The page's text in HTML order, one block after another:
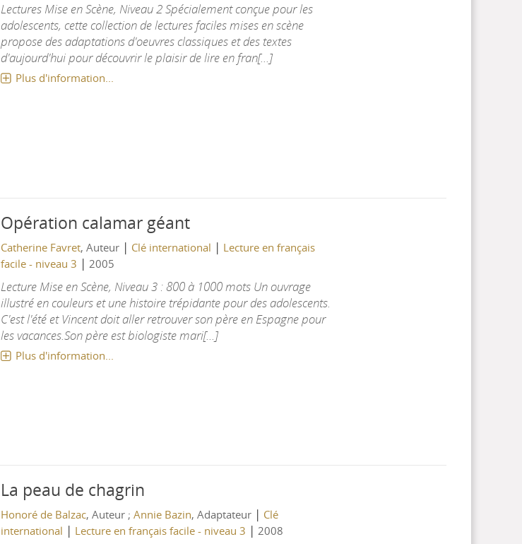
Lectures Mise en Scène, Niveau 2 Spécialement conçue pour les
adolescents, cette collection de lectures faciles mises en scène
propose des adaptations d'oeuvres classiques et des textes
d'aujourd'hui pour découvrir le plaisir de lire en fran[...]
Plus d'information...
Opération calamar géant
Catherine Favret, Auteur | Clé international | Lecture en français
facile - niveau 3 | 2005
Lecture Mise en Scène, Niveau 3 : 800 à 1000 mots Un ouvrage
illustré en couleurs et une histoire trépidante pour des adolescents.
C'est l'été et Vincent doit aller retrouver son père en Espagne pour
les vacances.Son père est biologiste mari[...]
Plus d'information...
La peau de chagrin
Honoré de Balzac, Auteur ; Annie Bazin, Adaptateur | Clé
international | Lecture en français facile - niveau 3 | 2008